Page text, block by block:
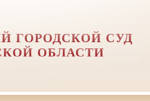
ГОРОДСКОЙ СУД
ОБЛАСТИ